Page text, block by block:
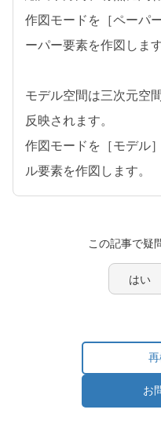
作図モードを［ペーパ
ーパー要素を作図します
モデル空間は三次元空
反映されます。
作図モードを［モデル
ル要素を作図します。
この記事で疑
はい
お